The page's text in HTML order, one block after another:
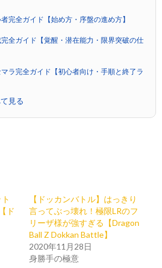
完全ガイド【始め方・序盤の進め方】
全ガイド【覚醒・潜在能力・限界突破の仕
ラ完全ガイド【初心者向け・手順と終了ラ
見る
ド
【ドッカンバトル】はっきり
言ってぶっ壊れ！極限LRのフ
リーザ様が強すぎる【Dragon
Ball Z Dokkan Battle】
2020年11月28日
身勝手の極意